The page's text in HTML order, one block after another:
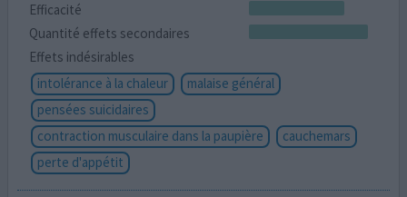
Efficacité
Quantité effets secondaires
Effets indésirables
intolérance à la chaleur
malaise général
pensées suicidaires
contraction musculaire dans la paupière
cauchemars
perte d'appétit